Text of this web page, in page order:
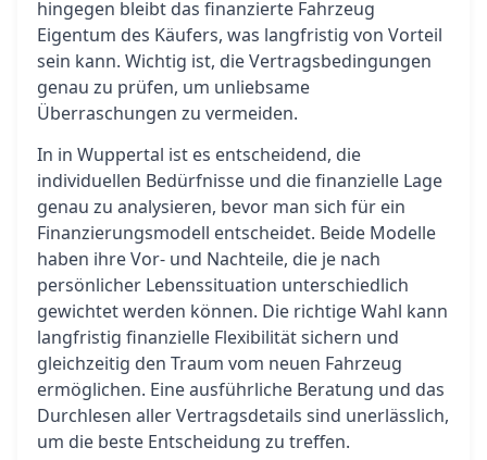
hingegen bleibt das finanzierte Fahrzeug
Eigentum des Käufers, was langfristig von Vorteil
sein kann. Wichtig ist, die Vertragsbedingungen
genau zu prüfen, um unliebsame
Überraschungen zu vermeiden.
In in Wuppertal ist es entscheidend, die
individuellen Bedürfnisse und die finanzielle Lage
genau zu analysieren, bevor man sich für ein
Finanzierungsmodell entscheidet. Beide Modelle
haben ihre Vor- und Nachteile, die je nach
persönlicher Lebenssituation unterschiedlich
gewichtet werden können. Die richtige Wahl kann
langfristig finanzielle Flexibilität sichern und
gleichzeitig den Traum vom neuen Fahrzeug
ermöglichen. Eine ausführliche Beratung und das
Durchlesen aller Vertragsdetails sind unerlässlich,
um die beste Entscheidung zu treffen.